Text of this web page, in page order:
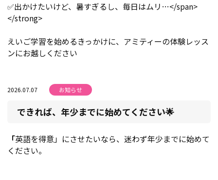
✅出かけたいけど、暑すぎるし、毎日はムリ…</span>
</strong>
えいご学習を始めるきっかけに、アミティーの体験レッス
ンにお越しください
2026.07.07 お知らせ
できれば、年少までに始めてください🌟
「英語を得意」にさせたいなら、迷わず年少までに始めて
ください。